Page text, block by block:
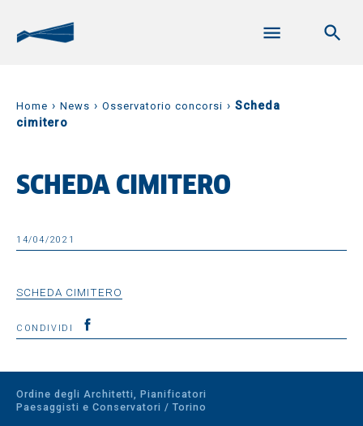
Home › News › Osservatorio concorsi › Scheda
cimitero
SCHEDA CIMITERO
14/04/2021
SCHEDA CIMITERO
CONDIVIDI
Ordine degli Architetti, Pianificatori
Paesaggisti e Conservatori / Torino